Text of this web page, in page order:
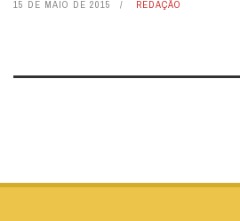
15 DE MAIO DE 2015 REDAÇÃO